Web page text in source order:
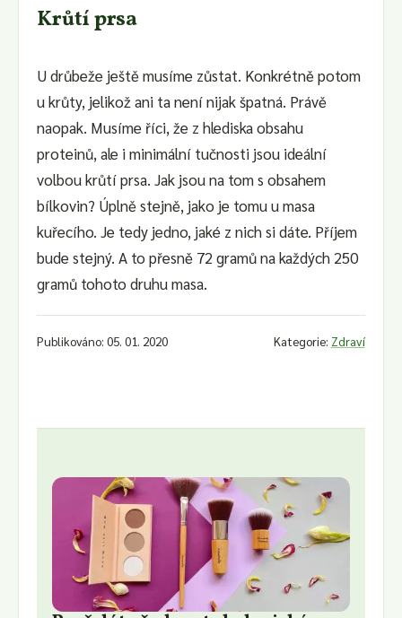
Krůtí prsa
U drůbeže ještě musíme zůstat. Konkrétně potom
u krůty, jelikož ani ta není nijak špatná. Právě
naopak. Musíme říci, že z hlediska obsahu
proteinů, ale i minimální tučnosti jsou ideální
volbou krůtí prsa. Jak jsou na tom s obsahem
bílkovin? Úplně stejně, jako je tomu u masa
kuřecího. Je tedy jedno, jaké z nich si dáte. Příjem
bude stejný. A to přesně 72 gramů na každých 250
gramů tohoto druhu masa.
Publikováno: 05. 01. 2020 Kategorie: Zdraví